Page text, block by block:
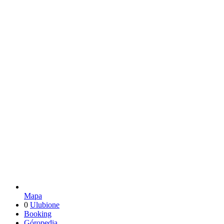
Mapa
0 Ulubione
Booking